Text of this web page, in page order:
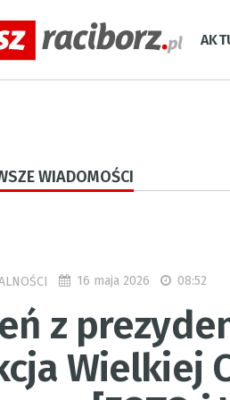
WIADOMOŚCI
16 maja 2026 08:52
z
Wielkiej